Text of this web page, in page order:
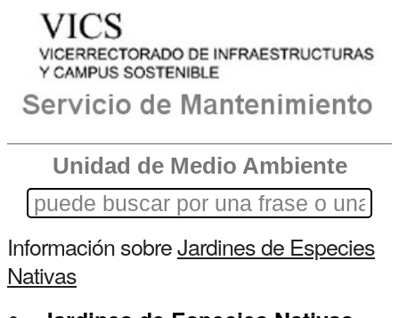
Unidad de Medio Ambiente
Información sobreJardines de Especies
Nativas